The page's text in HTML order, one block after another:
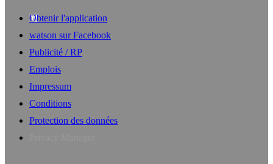
Obtenir l'application
watson sur Facebook
Publicité / RP
Emplois
Impressum
Conditions
Protection des données